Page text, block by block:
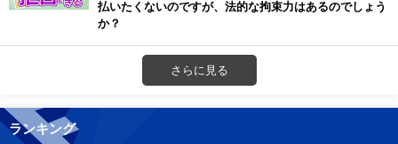
払いたくないのですが、法的な拘束力はあるのでしょう
か？
さらに見る
ランキング